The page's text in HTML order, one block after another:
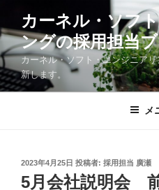
テ
ン
ツ
へ
カーネル・ソフ
ングの採用担当
カーネル・ソフト・エンジニア
新します。
メ
投
稿
日:
2023年4月25日 投稿者: 採用担当 廣瀬
5月会社説明会